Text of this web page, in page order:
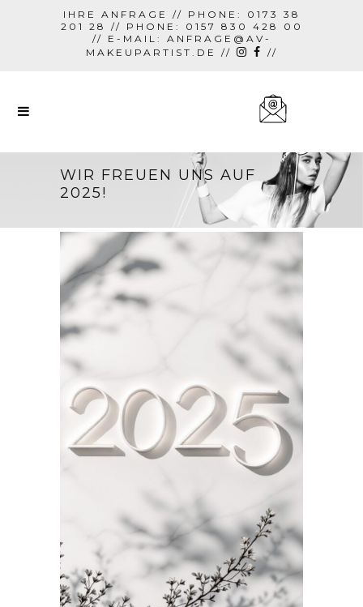
IHRE ANFRAGE // PHONE: 0173 38
201 28 // PHONE: 0157 830 428 00
// E-MAIL: ANFRAGE@AV-
MAKEUPARTIST.DE
// //
WIR FREUEN UNS AUF
2025!